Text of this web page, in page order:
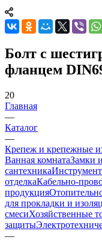
Болт с
фланцем
20
Главная
—
Каталог
—
Крепеж и крепежные
Ванная комнатаЗамки
сантехника
отделкаКабельно-
продукция
для прокладки и
смесиХозяйственные
защиты
—